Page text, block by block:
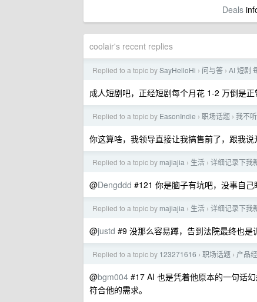
Deals
coolair's recent replies
Replied to a topic bySayHelloHi › 问与答 › AI 短剧
成人短剧吧，正经短剧每个月花 1-2 万倒是正
Replied to a topic by EasonIndie › 职场话题 › 我不
你这算啥，我领导直接让我搞售前了，跟我
Replied to a topic by majiajia › 生活 › 详细记录下我
@Dengddd #121 你是脑子有坑吧，没事自己
Replied to a topic by majiajia › 生活 › 详细记录下我
@justd #9 没那么容易蹲，告到法院最终也是
Replied to a topic by 123271616 › 职场话题 › 产品
@bgm004 #17 AI 也是凭着他原本的一句话
符合他的需求。